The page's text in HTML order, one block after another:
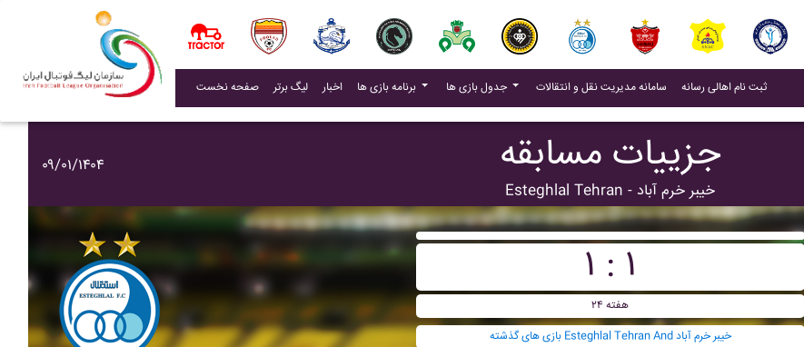
صفحه نخست لیگ برتر اخبار(current) برنامه بازی ها جدول بازی ها سامانه مدیریت نقل و انتقالات (current)
ثبت نام اهالی رسانه(current)
۰۹/۰۱/۱۴۰۴ جزییات مسابقه
Esteghlal Tehran - خيبر خرم آباد
۱ : ۱
هفته ۲۴
بازی های گذشته Esteghlal Tehran And خيبر خرم آباد